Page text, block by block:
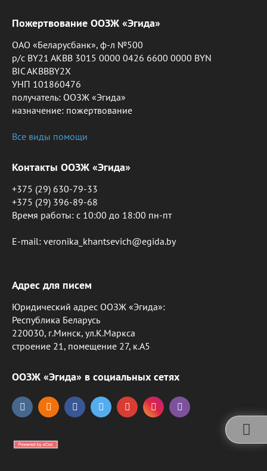
Пожертвование ООЗЖ «Эгида»
ОАО «Беларусбанк», ф-л №500
р/с BY21 AKBB 3015 0000 0426 6600 0000 BYN
BIC AKBBBY2X
УНП 101860476
получатель: ООЗЖ «Эгида»
назначение: пожертвование
Все виды помощи
Контакты ООЗЖ «Эгида»
+375 (29) 630-79-33
+375 (29) 396-89-68
Время работы: c 10:00 до 18:00 пн-пт
E-mail: veronika_khantsevich@egida.by
Адрес для писем
Юридический адрес ООЗЖ «Эгида»:
Республика Беларусь
220030, г.Минск, ул.К.Маркса
строение 21, помещение 27, к.А5
ООЗЖ «Эгида» в социальных сетях